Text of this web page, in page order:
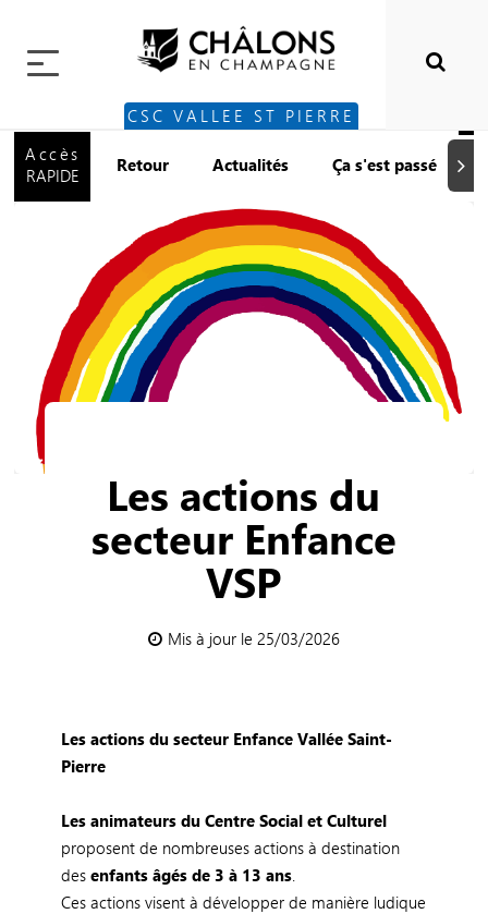
CSC VALLEE ST PIERRE
Accès
RAPIDE
Retour Actualités Ça s'est passé
Les actions du
secteur Enfance
VSP
Mis à jour le 25/03/2026
Les actions du secteur Enfance Vallée Saint-
Pierre
Les animateurs du Centre Social et Culturel
proposent de nombreuses actions à destination
des enfants âgés de 3 à 13 ans.
Ces actions visent à développer de manière ludique